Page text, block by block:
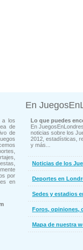
a los
de
de
por
en
En
Lo que puedes
En
noticias sobre los
2012, estadísticas,
y más...
Noticias de los
Deportes en
Sedes y estadios
Foros, opiniones,
Mapa de nuestra